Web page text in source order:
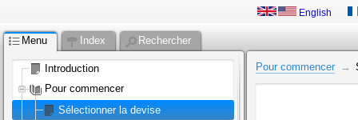
English
Menu Index Rechercher
Introduction
Pour commencer
Sélectionner la devise
Pour commencer